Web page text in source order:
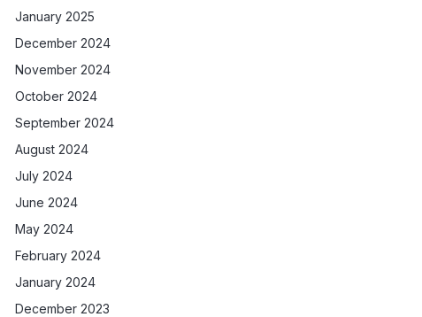
January 2025
December 2024
November 2024
October 2024
September 2024
August 2024
July 2024
June 2024
May 2024
February 2024
January 2024
December 2023